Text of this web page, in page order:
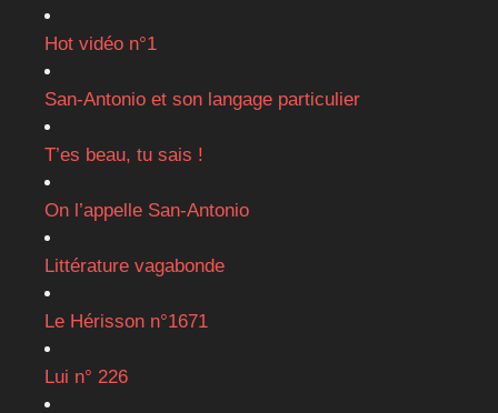
Hot vidéo n°1
San-Antonio et son langage particulier
T’es beau, tu sais !
On l’appelle San-Antonio
Littérature vagabonde
Le Hérisson n°1671
Lui n° 226